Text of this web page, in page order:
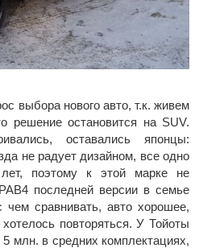
выбора нового авто, т.к. живем
решение остановится на SUV.
оставались японцы:
не радует дизайном, все одно
поэтому к этой марке не
последней версии в семье
сравнивать, авто хорошее,
повторяться. У Тойоты
млн. в средних комплектациях,